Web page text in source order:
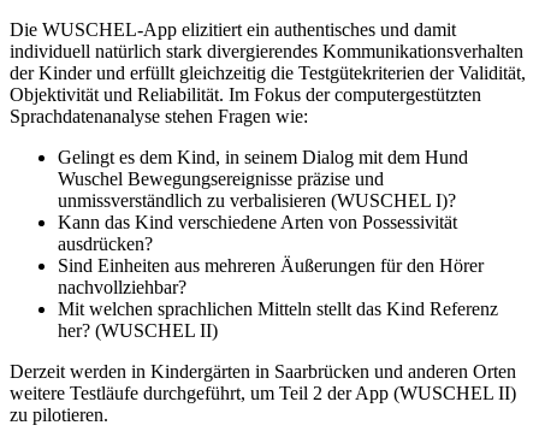
Die WUSCHEL-App elizitiert ein authentisches und damit
individuell natürlich stark divergierendes Kommunikationsverhalten
der Kinder und erfüllt gleichzeitig die Testgütekriterien der Validität,
Objektivität und Reliabilität. Im Fokus der computergestützten
Sprachdatenanalyse stehen Fragen wie:
Gelingt es dem Kind, in seinem Dialog mit dem Hund
Wuschel Bewegungsereignisse präzise und
unmissverständlich zu verbalisieren (WUSCHEL I)?
Kann das Kind verschiedene Arten von Possessivität
ausdrücken?
Sind Einheiten aus mehreren Äußerungen für den Hörer
nachvollziehbar?
Mit welchen sprachlichen Mitteln stellt das Kind Referenz
her? (WUSCHEL II)
Derzeit werden in Kindergärten in Saarbrücken und anderen Orten
weitere Testläufe durchgeführt, um Teil 2 der App (WUSCHEL II)
zu pilotieren.